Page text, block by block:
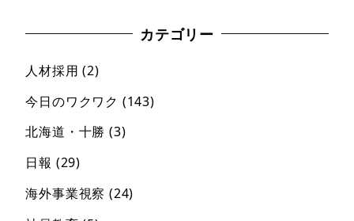
カテゴリー
人材採用 (2)
今日のワクワク (143)
北海道・十勝 (3)
日報 (29)
海外事業視察 (24)